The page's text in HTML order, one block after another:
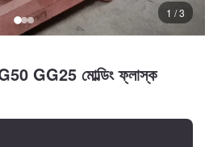
1 / 3
GG25 মোল্ডিং ফ্লাস্ক